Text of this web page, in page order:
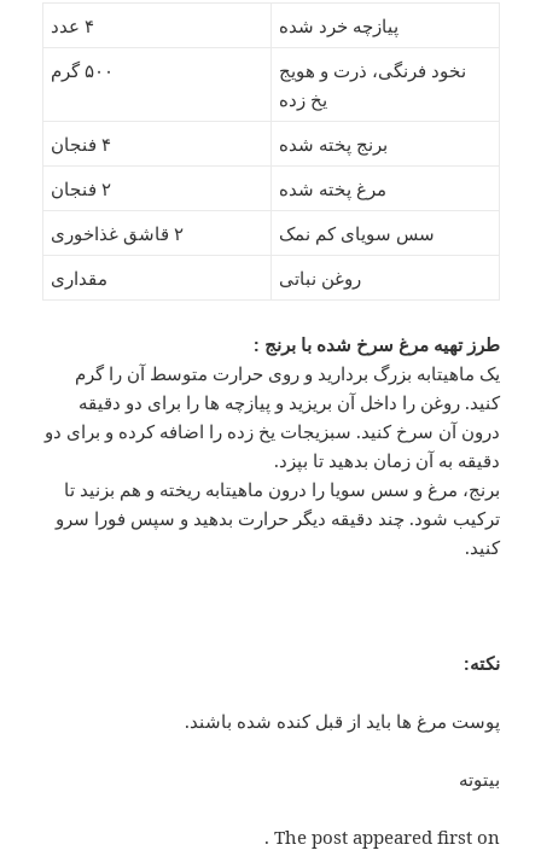
پیازچه خرد شده
نخود فرنگی، ذرت و هویج
یخ زده
برنج پخته شده
۴ فنجان
مرغ پخته شده
۲ فنجان
سس سویای کم نمک
۲ قاشق غذاخوری
روغن نباتی
مقداری
طرز تهیه مرغ سرخ شده با برنج :
یک ماهیتابه بزرگ بردارید و روی حرارت متوسط آن را گرم
کنید. روغن را داخل آن بریزید و پیازچه ها را برای دو دقیقه
درون آن سرخ کنید. سبزیجات یخ زده را اضافه کرده و برای دو
دقیقه به آن زمان بدهید تا بپزد.
برنج، مرغ و سس سویا را درون ماهیتابه ریخته و هم بزنید تا
ترکیب شود. چند دقیقه دیگر حرارت بدهید و سپس فورا سرو
کنید.
نکته:
پوست مرغ ها باید از قبل کنده شده باشند.
بیتوته
The post appeared first on .